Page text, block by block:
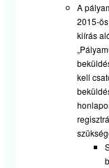
A
2015-
kiírás
kell